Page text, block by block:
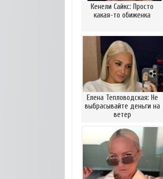
Кенели Сайкс: Просто
какая-то обиженка
Елена Тепловодская: Не
выбрасывайте деньги на
ветер